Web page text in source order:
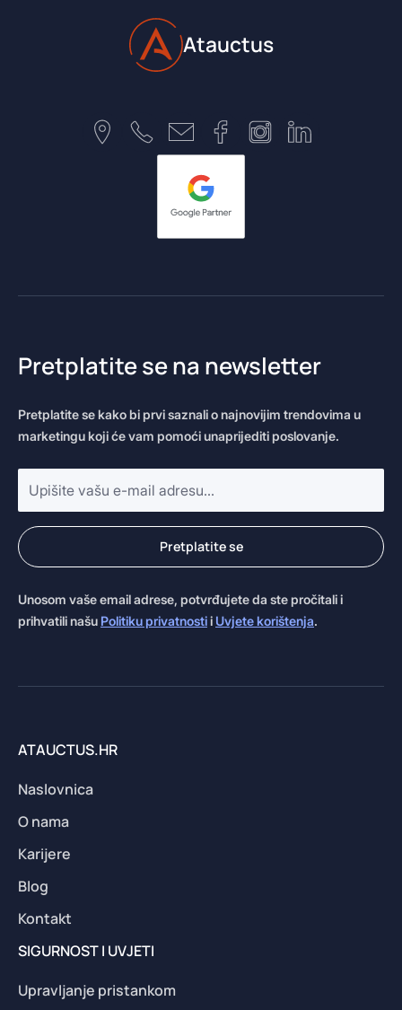
Atauctus
Pretplatite se na newsletter
Pretplatite se kako bi prvi saznali o najnovijim trendovima u
marketingu koji će vam pomoći unaprijediti poslovanje.
E-
mail
adresa
*
Pretplatite se
Unosom vaše email adrese, potvrđujete da ste pročitali i
prihvatili našu Politiku privatnostii Uvjete korištenja.
ATAUCTUS.HR
Naslovnica
O nama
Karijere
Blog
Kontakt
SIGURNOST I UVJETI
Upravljanje pristankom